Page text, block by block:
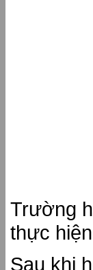
Trường
thực
Sau khi